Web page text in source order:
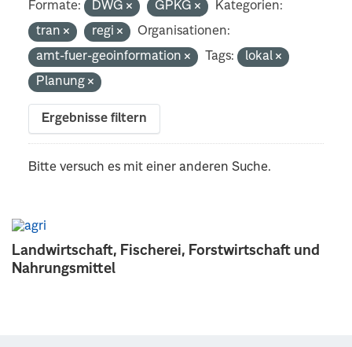
Landwirtschaft, Fischerei, Forstwirtschaft und
Nahrungsmittel
Formate: DWG GPKG
Kategorien:
tran
regi
Organisationen:
amt-fuer-geoinformation
Tags:
lokal
Planung
Ergebnisse filtern
Bitte versuch es mit einer anderen Suche.